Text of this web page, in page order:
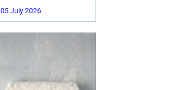
overflader. Det påvirker
både arbejdsmiljø, trivsel
virksomheder på Fyn
05 July 2026